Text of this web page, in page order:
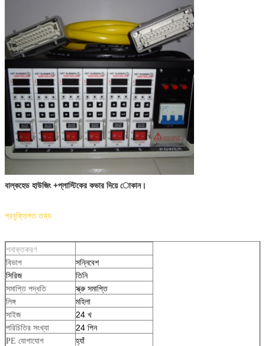
বাল্কহেড হাউজিং +প্লাস্টিকের কভার দিয়ে োকান।
প্রযুক্তিগত তথ্য
শনাক্তকরণ
বিভাগ
সন্নিবেশ
সিরিজ
তিনি
সমাপ্তি পদ্ধতি স্ক্রু সমাপ্তি
লিঙ্গ মহিলা
সাইজ 24 খ
পরিচিতির সংখ্যা 24 পিন
PE যোগাযোগ হ্যাঁ